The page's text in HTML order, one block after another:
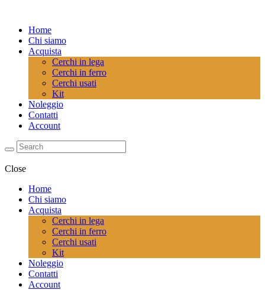
Home
Chi siamo
Acquista
Cerchi in lega
Cerchi in ferro
Cerchi usati
Kit
Noleggio
Contatti
Account
Close
Home
Chi siamo
Acquista
Cerchi in lega
Cerchi in ferro
Cerchi usati
Kit
Noleggio
Contatti
Account